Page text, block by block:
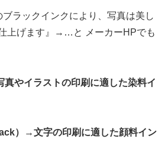
ブラックインクにより、写真は美し
上げます』→…と メーカーHPでも
やイラストの印刷に適した染料イ
）→文字の印刷に適した顔料イン